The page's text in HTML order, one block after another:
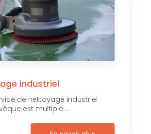
industriel
de nettoyage industriel
est multiple....